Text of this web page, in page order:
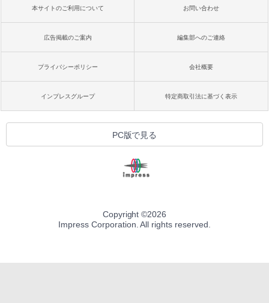
本サイトのご利用について お問い合わせ
広告掲載のご案内 編集部へのご連絡
プライバシーポリシー 会社概要
インプレスグループ 特定商取引法に基づく表示
PC版で見る
Copyright ©2026
Impress Corporation. All rights reserved.